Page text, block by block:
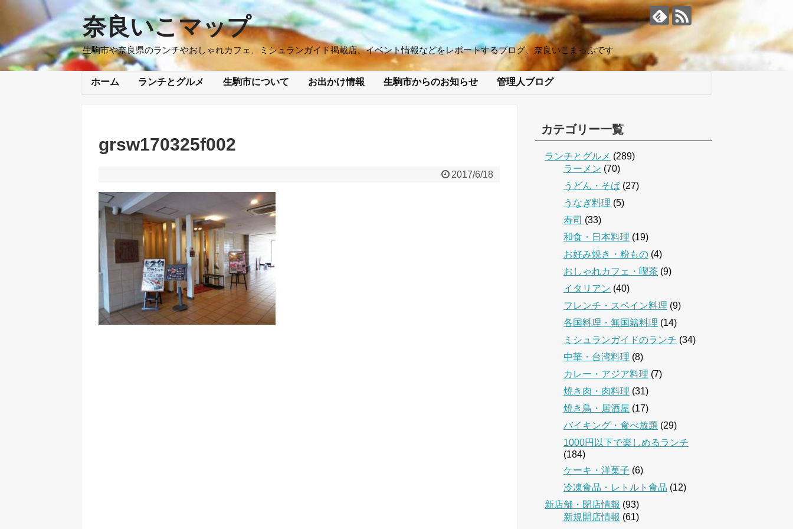
奈良いこマップ
生駒市や奈良県のランチやおしゃれカフェ、ミシュランガイド掲載店、イベント情報などをレポートするブログ、奈良いこまっぷです
ホーム ランチとグルメ 生駒市について お出かけ情報 生駒市からのお知らせ 管理人ブログ
grsw170325f002
2017/6/18
カテゴリー一覧
ランチとグルメ (289)
ラーメン (70)
うどん・そば (27)
うなぎ料理 (5)
寿司 (33)
和食・日本料理 (19)
お好み焼き・粉もの (4)
おしゃれカフェ・喫茶 (9)
イタリアン (40)
フレンチ・スペイン料理 (9)
各国料理・無国籍料理 (14)
ミシュランガイドのランチ (34)
中華・台湾料理 (8)
カレー・アジア料理 (7)
焼き肉・肉料理 (31)
焼き鳥・居酒屋 (17)
バイキング・食べ放題 (29)
1000円以下で楽しめるランチ
(184)
ケーキ・洋菓子 (6)
冷凍食品・レトルト食品 (12)
新店舗・閉店情報 (93)
新規開店情報 (61)